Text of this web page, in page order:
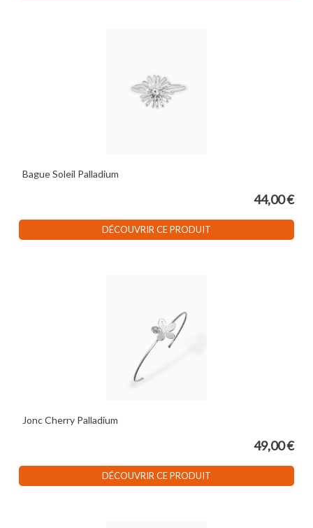
Bague Soleil Palladium
44,00 €
DÉCOUVRIR CE PRODUIT
Jonc Cherry Palladium
49,00 €
DÉCOUVRIR CE PRODUIT